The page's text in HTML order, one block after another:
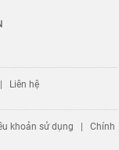
Liên hệ
khoản sử dụng |Chính